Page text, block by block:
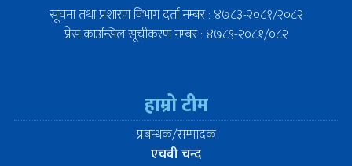
सूचना तथा प्रशारण विभाग दर्ता नम्बर : ४७८३-२०८१/२०८२
प्रेस काउन्सिल सूचीकरण नम्बर : ४७८९-२०८१/०८२
हाम्रो टीम
प्रबन्धक/सम्पादक
एचबी चन्द